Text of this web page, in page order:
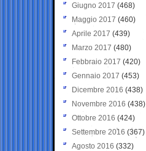
Giugno 2017 (468)
Maggio 2017 (460)
Aprile 2017 (439)
Marzo 2017 (480)
Febbraio 2017 (420)
Gennaio 2017 (453)
Dicembre 2016 (438)
Novembre 2016 (438)
Ottobre 2016 (424)
Settembre 2016 (367)
Agosto 2016 (332)